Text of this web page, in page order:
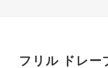
フリル ドレー